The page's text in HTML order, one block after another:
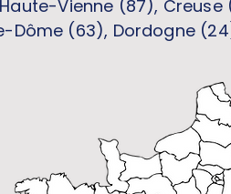
Vienne (87), Creuse
Dôme (63), Dordogne